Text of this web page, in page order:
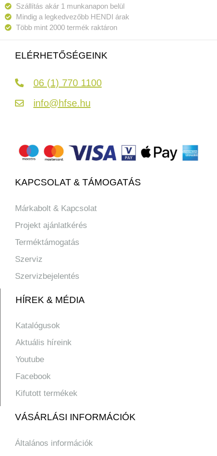
Szállítás akár 1 munkanapon belül
Mindig a legkedvezőbb HENDI árak
Több mint 2000 termék raktáron
ELÉRHETŐSÉGEINK
06 (1) 770 1100
info@hfse.hu
KAPCSOLAT & TÁMOGATÁS
Márkabolt & Kapcsolat
Projekt ajánlatkérés
Terméktámogatás
Szerviz
Szervizbejelentés
HÍREK & MÉDIA
Katalógusok
Aktuális híreink
Youtube
Facebook
Kifutott termékek
VÁSÁRLÁSI INFORMÁCIÓK
Általános információk